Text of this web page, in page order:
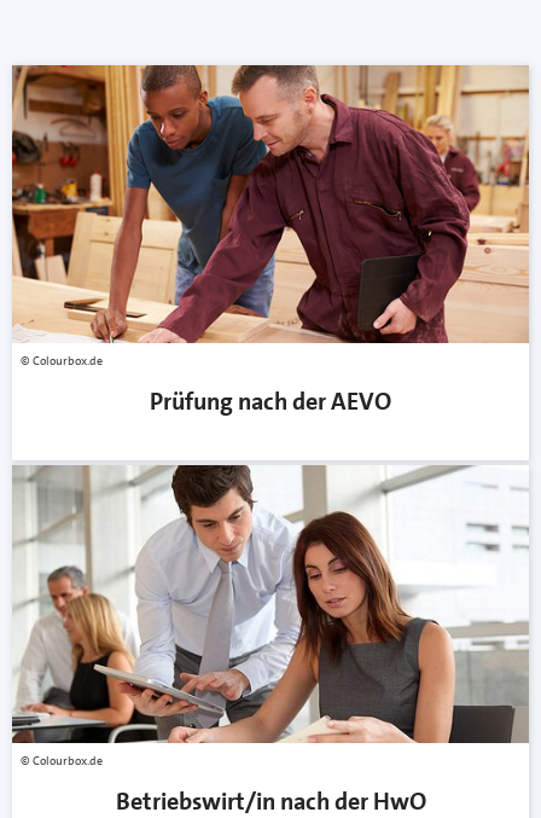
Colourbox.de
Prüfung nach der AEVO
Colourbox.de
Betriebswirt/in nach der HwO